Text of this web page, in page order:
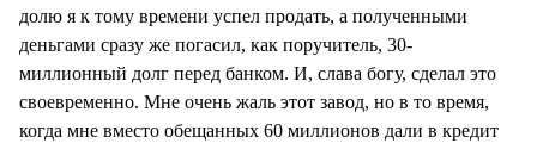
долю я к тому времени успел продать, а полученными
деньгами сразу же погасил, как поручитель, 30-
миллионный долг перед банком. И, слава богу, сделал это
своевременно. Мне очень жаль этот завод, но в то время,
когда мне вместо обещанных 60 миллионов дали в кредит